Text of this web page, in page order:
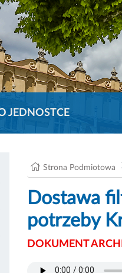
JEDNOSTCE
Strona Podmiotowa
Dostawa
potrzeby
DOKUMENT